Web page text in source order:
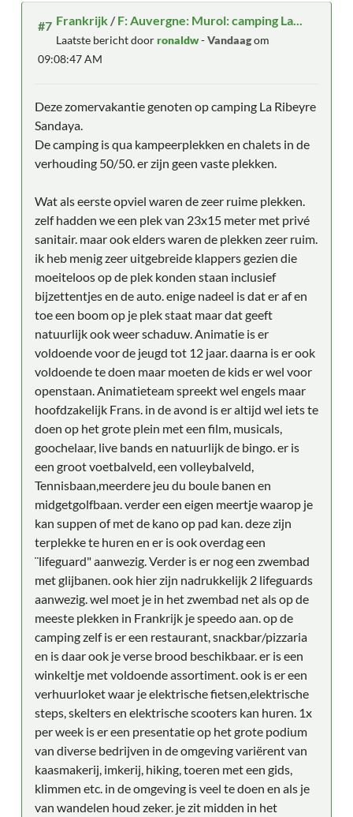
#7 Frankrijk /F: Auvergne: Murol: camping La...
Laatste bericht doorronaldw-Vandaagom
09:08:47 AM
Deze zomervakantie genoten op camping La Ribeyre
Sandaya.
De camping is qua kampeerplekken en chalets in de
verhouding 50/50. er zijn geen vaste plekken.
Wat als eerste opviel waren de zeer ruime plekken.
zelf hadden we een plek van 23x15 meter met privé
sanitair. maar ook elders waren de plekken zeer ruim.
ik heb menig zeer uitgebreide klappers gezien die
moeiteloos op de plek konden staan inclusief
bijzettentjes en de auto. enige nadeel is dat er af en
toe een boom op je plek staat maar dat geeft
natuurlijk ook weer schaduw. Animatie is er
voldoende voor de jeugd tot 12 jaar. daarna is er ook
voldoende te doen maar moeten de kids er wel voor
openstaan. Animatieteam spreekt wel engels maar
hoofdzakelijk Frans. in de avond is er altijd wel iets te
doen op het grote plein met een film, musicals,
goochelaar, live bands en natuurlijk de bingo. er is
een groot voetbalveld, een volleybalveld,
Tennisbaan,meerdere jeu du boule banen en
midgetgolfbaan. verder een eigen meertje waarop je
kan suppen of met de kano op pad kan. deze zijn
terplekke te huren en er is ook overdag een
¨lifeguard" aanwezig. Verder is er nog een zwembad
met glijbanen. ook hier zijn nadrukkelijk 2 lifeguards
aanwezig. wel moet je in het zwembad net als op de
meeste plekken in Frankrijk je speedo aan. op de
camping zelf is er een restaurant, snackbar/pizzaria
en is daar ook je verse brood beschikbaar. er is een
winkeltje met voldoende assortiment. ook is er een
verhuurloket waar je elektrische fietsen,elektrische
steps, skelters en elektrische scooters kan huren. 1x
per week is er een presentatie op het grote podium
van diverse bedrijven in de omgeving variërent van
kaasmakerij, imkerij, hiking, toeren met een gids,
klimmen etc. in de omgeving is veel te doen en als je
van wandelen houd zeker. je zit midden in het